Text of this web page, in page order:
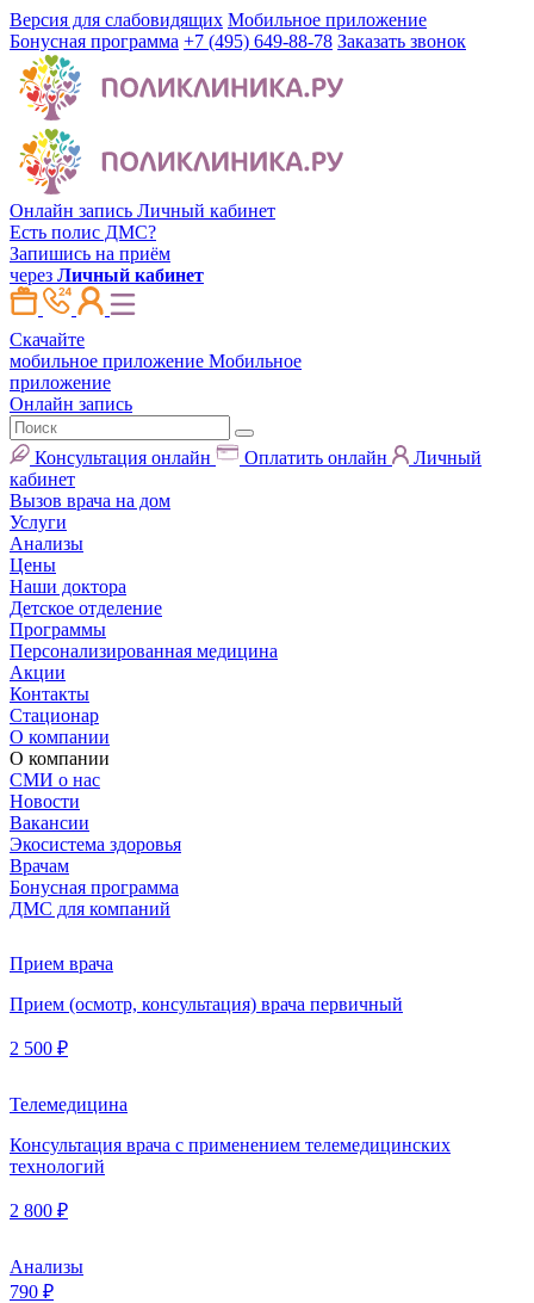
Версия для слабовидящих Мобильное приложение
Бонусная программа +7 (495) 649-88-78 Заказать звонок
Онлайн запись Личный кабинет
Есть полис ДМС?
Запишись на приём
через Личный кабинет
Скачайте
мобильное приложение Мобильное
приложение
Онлайн запись
Консультация онлайн Оплатить онлайн
Личный
кабинет
Вызов врача на дом
Услуги
Анализы
Цены
Наши доктора
Детское отделение
Программы
Персонализированная медицина
Акции
Контакты
Стационар
О компании
О компании
СМИ о нас
Новости
Вакансии
Экосистема здоровья
Врачам
Бонусная программа
ДМС для компаний
Прием врача
Прием (осмотр, консультация) врача первичный
2 500 ₽
Телемедицина
Консультация врача с применением телемедицинских
технологий
2 800 ₽
Анализы
790 ₽